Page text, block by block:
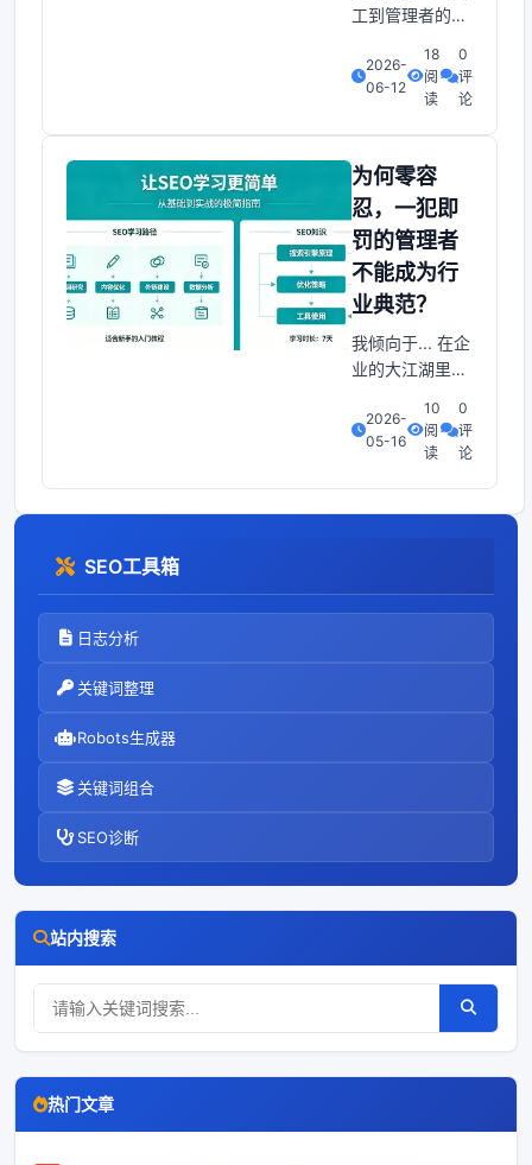
工到管理者的第
发展都需要一批
敢于担当责任的
必经的过程。作
为一个新任管理
者， 可能还没有
能力快速理解公
司的战略目标，
那么就建议你心
能地去努力实现
公司设定的目
标，在努力实现
的
2026-
06-12
18
阅
读
0
评
论
为何零容
忍，一犯即
罚的管理者
不能成为行
业典范？
我倾向于... 在企
业的大江湖里零
的管理者常被当
作“硬核”标杆，
2026-
05-16
10
阅
读
0
评
论
SEO工具箱
日志分析
关键词整理
Robots生成器
关键词组合
SEO诊断
站内搜索
热门文章